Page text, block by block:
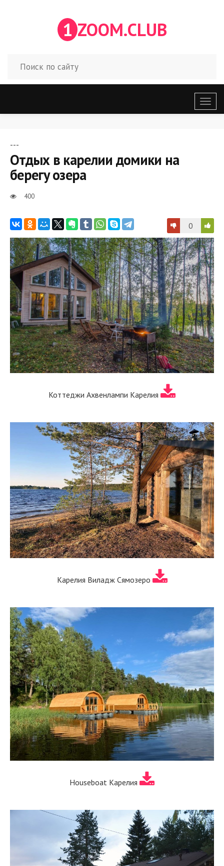
1 ZOOM.CLUB
меню
---
Отдых в карелии домики на
берегу озера
400
0
Коттеджи Ахвенлампи Карелия
Карелия Виладж Сямозеро
Houseboat Карелия